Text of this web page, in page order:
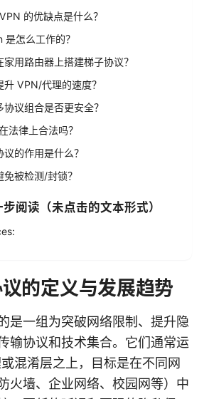
的优缺点是什么？
是怎么工作的？
家用路由器上搭建梯子协议？
升 VPN/代理的速度？
协议组合是否更安全？
法律上合法吗？
议的作用是什么？
免被检测/封锁？
阅读（未点击的文本形式）
的定义与发展趋势
是一组为突破网络限制、提升隐
输协议和技术集合。它们通常运
混淆层之上，目标是在不同网
火墙、企业网络、校园网等）中